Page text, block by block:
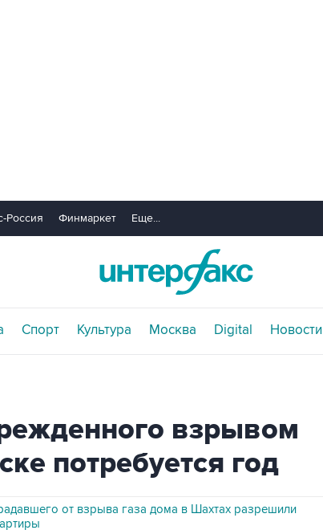
Россия Финмаркет Еще...
Спорт Культура Москва Digital Новости
взрывом
потребуется год
от взрыва газа дома в Шахтах разрешили